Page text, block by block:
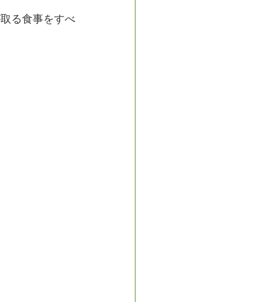
る食事をすべ